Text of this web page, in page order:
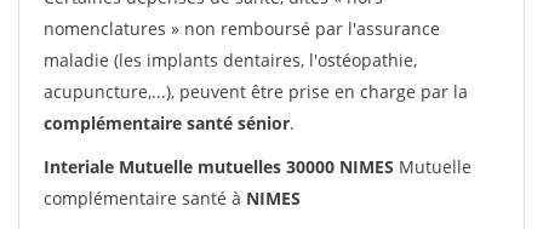
nomenclatures » non remboursé par l'assurance
maladie (les implants dentaires, l'ostéopathie,
acupuncture,...), peuvent être prise en charge par la
complémentaire santé sénior.
Interiale Mutuelle mutuelles 30000 NIMES Mutuelle
complémentaire santé à NIMES